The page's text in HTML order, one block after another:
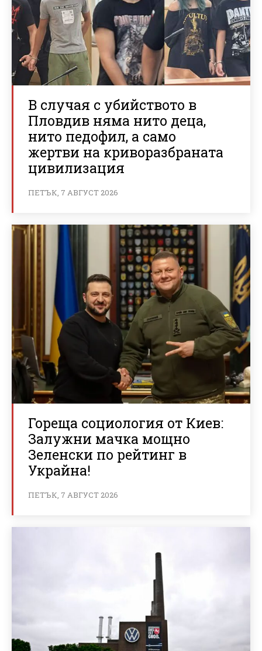
В случая с убийството в
Пловдив няма нито деца,
нито педофил, а само
жертви на криворазбраната
цивилизация
ПЕТЪК, 7 АВГУСТ 2026
Гореща социология от Киев:
Залужни мачка мощно
Зеленски по рейтинг в
Украйна!
ПЕТЪК, 7 АВГУСТ 2026